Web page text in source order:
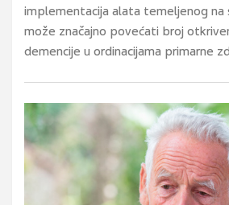
implementacija alata temeljenog na
može značajno povećati broj
demencije u ordinacijama primarne